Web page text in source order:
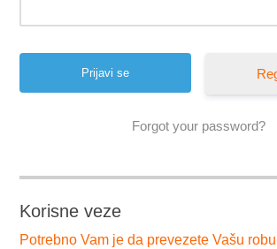
Forgot your password?
Korisne veze
Potrebno Vam je da prevezete Vašu